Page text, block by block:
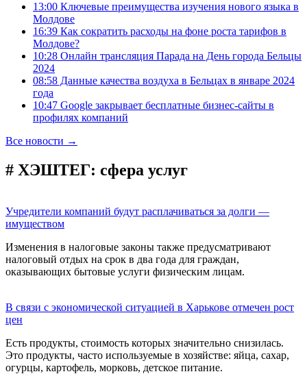
13:00 Ключевые преимущества изучения нового языка в
Молдове
16:39 Как сократить расходы на фоне роста тарифов в
Молдове?
10:28 Онлайн трансляция Парада на День города Бельцы
2024
08:58 Данные качества воздуха в Бельцах в январе 2024
года
10:47 Google закрывает бесплатные бизнес-сайты в
профилях компаний
Все новости →
# ХЭШТЕГ: сфера услуг
Учредители компаний будут расплачиваться за долги —
имуществом
Изменения в налоговые законы также предусматривают
налоговый отдых на срок в два года для граждан,
оказывающих бытовые услуги физическим лицам.
В связи с экономической ситуацией в Харькове отмечен рост
цен
Есть продукты, стоимость которых значительно снизилась.
Это продукты, часто используемые в хозяйстве: яйца, сахар,
огурцы, картофель, морковь, детское питание.